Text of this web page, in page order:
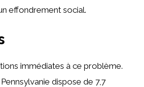
effondrement social.
immédiates à ce problème.
dispose de 7,7